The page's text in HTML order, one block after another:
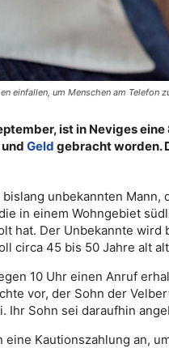
einfallen, um Menschen am Telefon
ist in Neviges
Geld gebracht worden.
unbekannten
in einem Wohngebiet
hat. Der Unbekannte wird
circa 45 bis 50 Jahre alt
10 Uhr einen Anruf
vor, der Sohn der
Ihr Sohn sei daraufhin
eine Kautionszahlung an,